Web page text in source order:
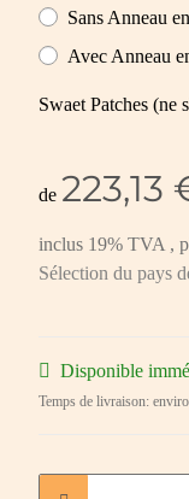
Sans Anneau
Avec Anneau
Swaet Patches (ne
de 223,13
inclus 19% TVA ,
Sélection du pays
Disponible
Temps de livraison: